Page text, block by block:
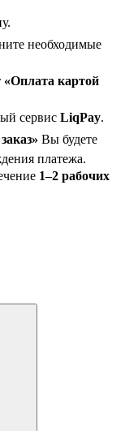
необходимые
«Оплата картой
сервис LiqPay.
Вы будете
платежа.
1–2 рабочих